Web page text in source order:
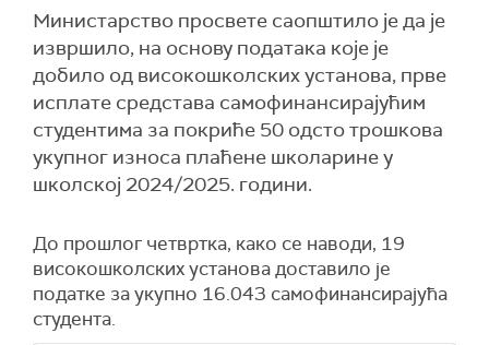
Министарство просвете саопштило је да је
извршило, на основу података које је
добило од високошколских установа, прве
исплате средстава самофинансирајућим
студентима за покриће 50 одсто трошкова
укупног износа плаћене школарине у
школској 2024/2025. години.
До прошлог четвртка, како се наводи, 19
високошколских установа доставило је
податке за укупно 16.043 самофинансирајућa
студента.